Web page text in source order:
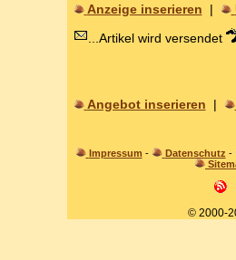
Anzeige inserieren |
...Artikel wird versendet
Angebot inserieren |
Impressum - Datenschutz -
© 2000-